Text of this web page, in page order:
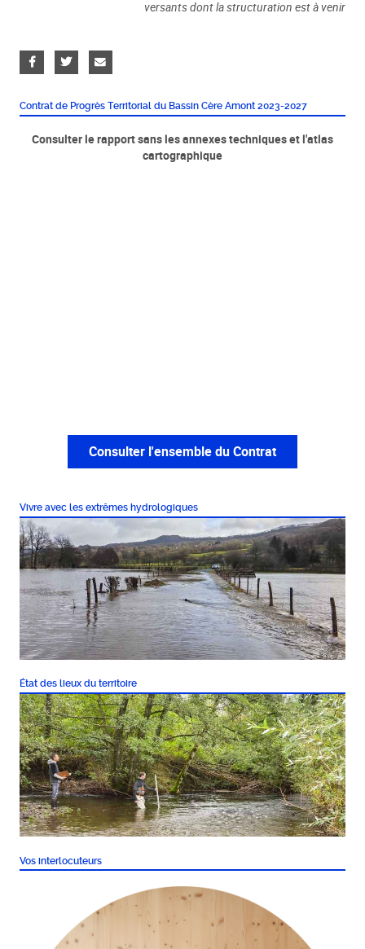
versants dont la structuration est à venir
Contrat de Progrès Territorial du Bassin Cère Amont 2023-2027
Consulter le rapport sans les annexes techniques et l'atlas
cartographique
Consulter l'ensemble du Contrat
Vivre avec les extrêmes hydrologiques
État des lieux du territoire
Vos interlocuteurs